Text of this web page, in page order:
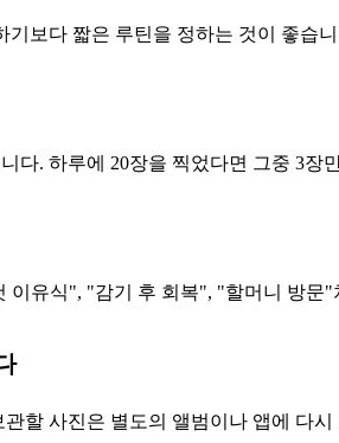
보다 짧은 루틴을 정하는 것이 좋습
다. 하루에 20장을 찍었다면 그중 3
유식", "감기 후 회복", "할머니 방
할 사진은 별도의 앨범이나 앱에 다